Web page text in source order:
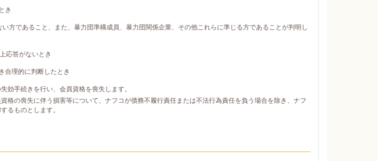
き
方であること、また、暴力団準構成員、暴力団関係企業、その他これらに準じる方であることが判明し
応答がないとき
合理的に判断したとき
効手続きを行い、会員資格を喪失します。
格の喪失に伴う損害等について、ナフコが債務不履行責任または不法行為責任を負う場合を除き、ナフ
るものとします。